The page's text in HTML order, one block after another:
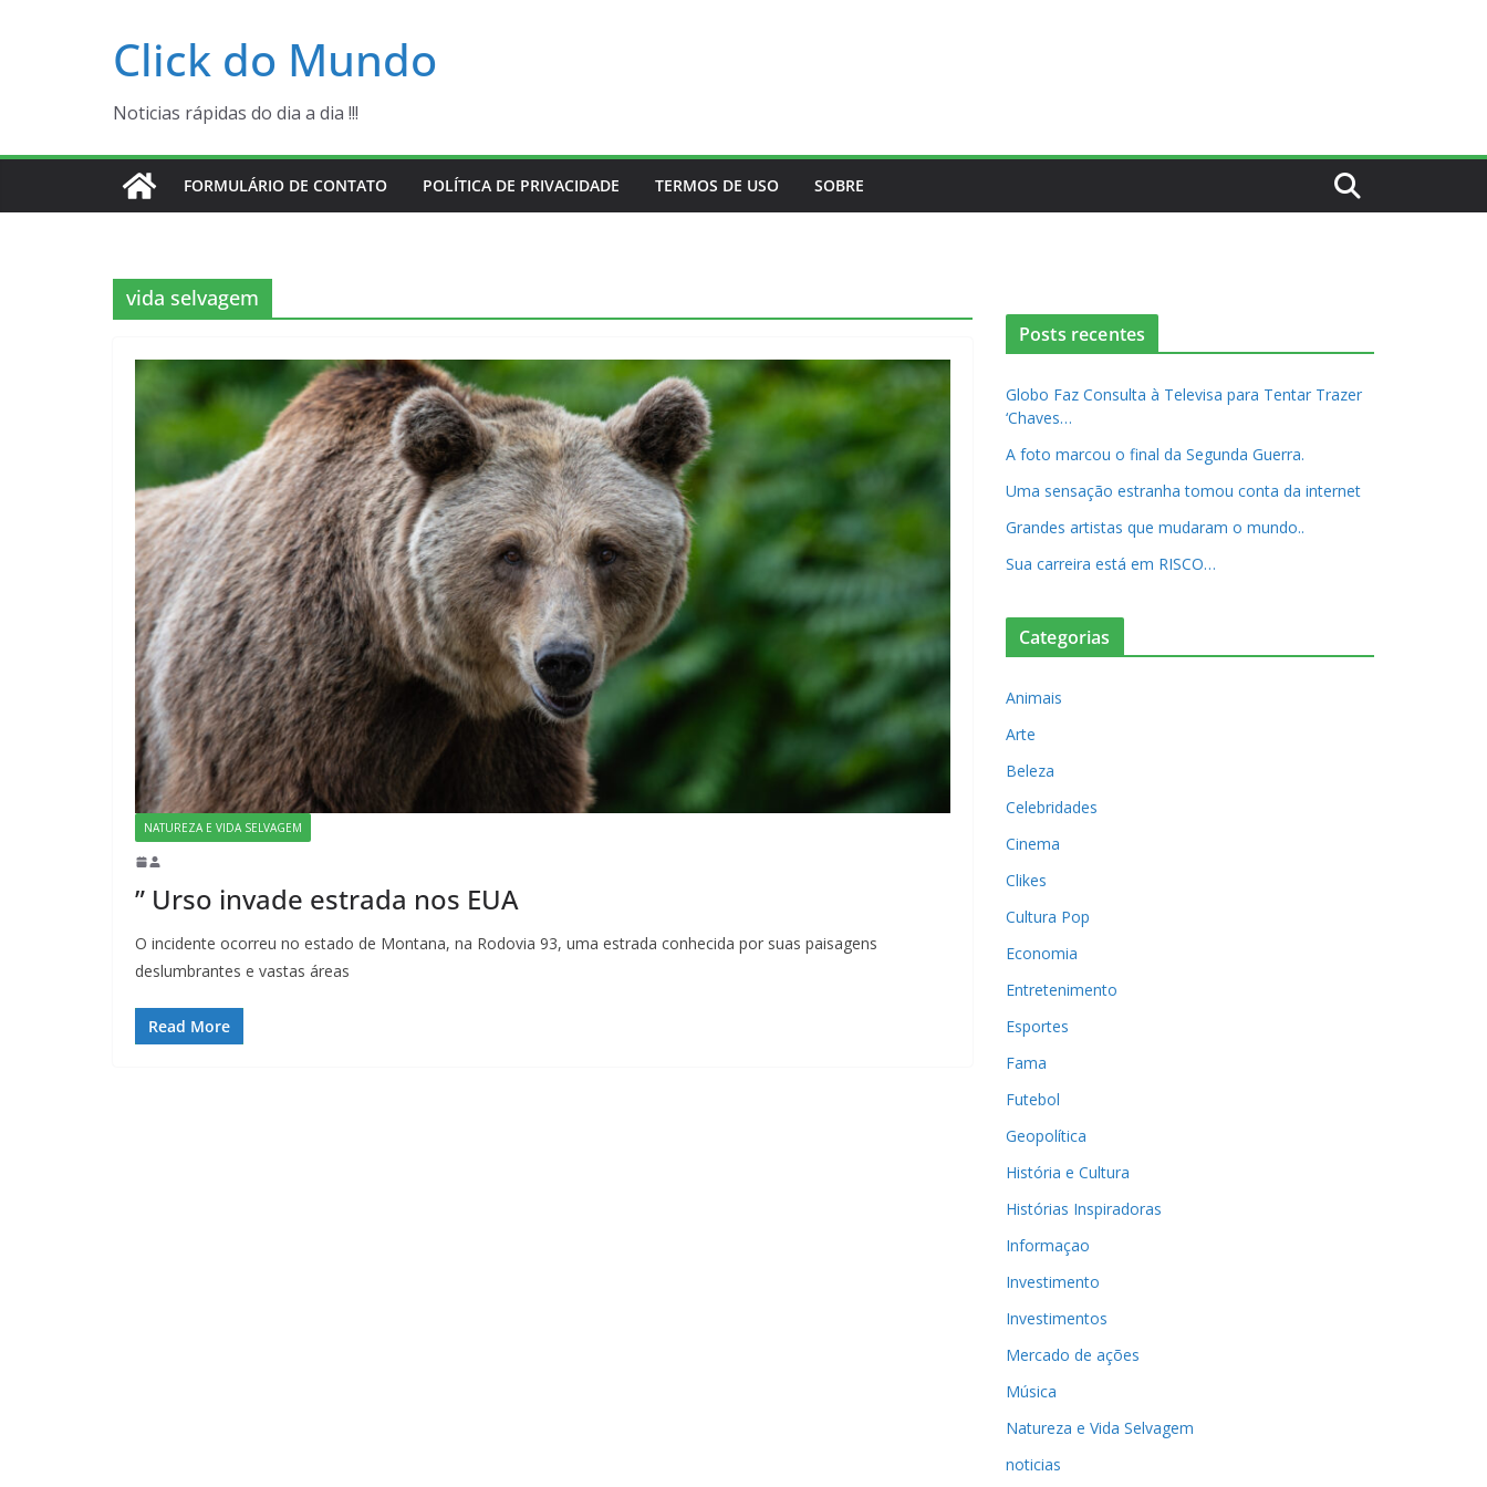
Click do Mundo
Noticias rápidas do dia a dia !!!
FORMULÁRIO DE CONTATO POLÍTICA DE PRIVACIDADE TERMOS DE USO SOBRE
vida selvagem
NATUREZA E VIDA SELVAGEM
” Urso invade estrada nos EUA
O incidente ocorreu no estado de Montana, na Rodovia 93, uma estrada conhecida por suas paisagens
deslumbrantes e vastas áreas
Read More
Posts recentes
Globo Faz Consulta à Televisa para Tentar Trazer
‘Chaves…
A foto marcou o final da Segunda Guerra.
Uma sensação estranha tomou conta da internet
Grandes artistas que mudaram o mundo..
Sua carreira está em RISCO…
Categorias
Animais
Arte
Beleza
Celebridades
Cinema
Clikes
Cultura Pop
Economia
Entretenimento
Esportes
Fama
Futebol
Geopolítica
História e Cultura
Histórias Inspiradoras
Informaçao
Investimento
Investimentos
Mercado de ações
Música
Natureza e Vida Selvagem
noticias